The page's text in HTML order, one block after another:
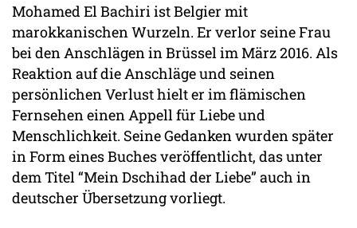
Mohamed El Bachiri ist Belgier mit
marokkanischen Wurzeln. Er verlor seine Frau
bei den Anschlägen in Brüssel im März 2016. Als
Reaktion auf die Anschläge und seinen
persönlichen Verlust hielt er im flämischen
Fernsehen einen Appell für Liebe und
Menschlichkeit. Seine Gedanken wurden später
in Form eines Buches veröffentlicht, das unter
dem Titel “Mein Dschihad der Liebe” auch in
deutscher Übersetzung vorliegt.